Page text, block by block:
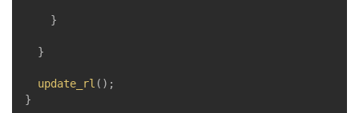
update_rl ();
}